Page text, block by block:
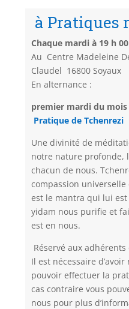
à Pratiques
Chaque mardi à 19 h 00
Au Centre Madeleine
Claudel 16800 Soyaux
En alternance :
premier mardi du mois
Pratique de Tchenrezi
Une divinité de
notre nature profonde,
chacun de nous.
compassion
est le mantra qui lui
yidam nous purifie et
est en nous.
Réservé aux adhérents
Il est nécessaire
pouvoir effectuer la
cas contraire vous
nous pour plus